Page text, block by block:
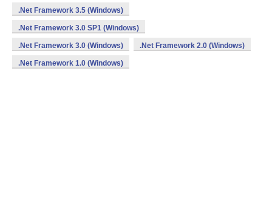
.Net Framework 3.5 (Windows)
.Net Framework 3.0 SP1 (Windows)
.Net Framework 3.0 (Windows) .Net Framework 2.0 (Windows)
.Net Framework 1.0 (Windows)